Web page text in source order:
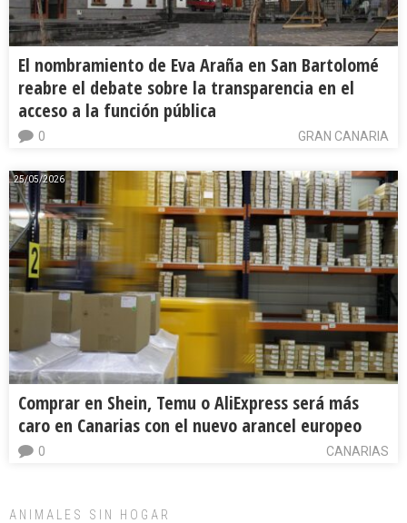
El nombramiento de Eva Araña en San Bartolomé
reabre el debate sobre la transparencia en el
acceso a la función pública
GRAN CANARIA
0
25/05/2026
Comprar en Shein, Temu o AliExpress será más
caro en Canarias con el nuevo arancel europeo
CANARIAS
0
ANIMALES SIN HOGAR